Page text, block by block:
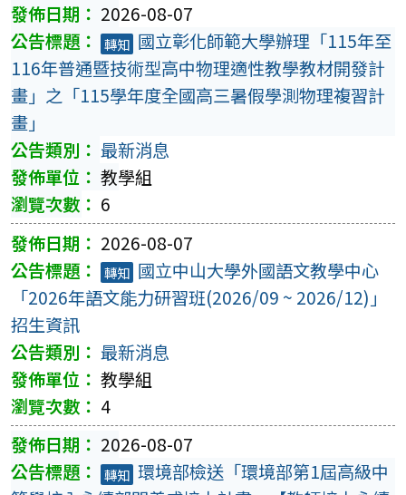
2026-08-07
轉知 國立彰化師範大學辦理「115年至
116年普通暨技術型高中物理適性教學教材開發計
畫」之「115學年度全國高三暑假學測物理複習計
畫」
最新消息
教學組
6
2026-08-07
轉知 國立中山大學外國語文教學中心
「2026年語文能力研習班(2026/09 ~ 2026/12)」
招生資訊
最新消息
教學組
4
2026-08-07
轉知 環境部檢送「環境部第1屆高級中